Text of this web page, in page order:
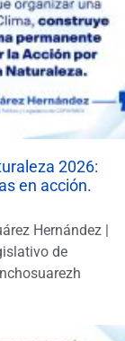
2026:
en acción.
Hernández |
de